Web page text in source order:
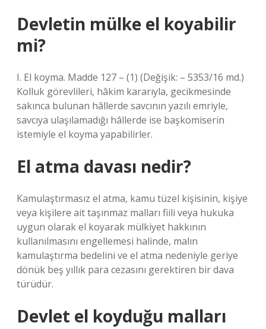
Devletin mülke el koyabilir
mi?
I. El koyma. Madde 127 – (1) (Değişik: – 5353/16 md.)
Kolluk görevlileri, hâkim kararıyla, gecikmesinde
sakınca bulunan hâllerde savcının yazılı emriyle,
savcıya ulaşılamadığı hâllerde ise başkomiserin
istemiyle el koyma yapabilirler.
El atma davası nedir?
Kamulaştırmasız el atma, kamu tüzel kişisinin, kişiye
veya kişilere ait taşınmaz malları fiili veya hukuka
uygun olarak el koyarak mülkiyet hakkının
kullanılmasını engellemesi halinde, malın
kamulaştırma bedelini ve el atma nedeniyle geriye
dönük beş yıllık para cezasını gerektiren bir dava
türüdür.
Devlet el koyduğu malları